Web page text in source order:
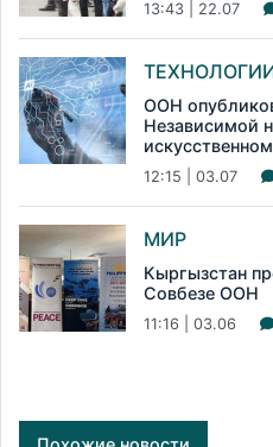
13:43 | 22.07
ООН
Независимой
12:15 | 03.07
МИР
Кыргызстан
Совбезе ООН
11:16 | 03.06